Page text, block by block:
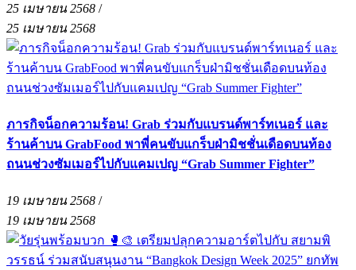
25 เมษายน 2568 /
25 เมษายน 2568
ภารกิจน็อกความร้อน! Grab ร่วมกับแบรนด์พาร์ทเนอร์ และ
ร้านค้าบน GrabFood พาพี่คนขับแกร็บฝ่ามิชชั่นเดือดบนท้อง
ถนนช่วงซัมเมอร์ไปกับแคมเปญ “Grab Summer Fighter”
19 เมษายน 2568 /
19 เมษายน 2568